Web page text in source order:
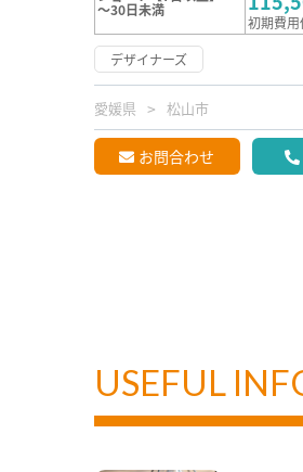
～30日未満
初期費
デザイナーズ
愛媛県 松山市
お問合わせ
USEFUL